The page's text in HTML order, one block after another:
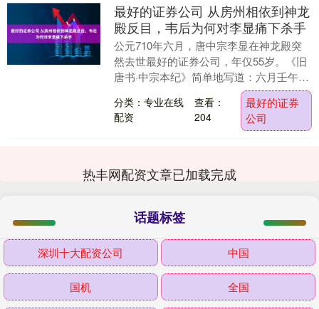
最好的证券公司 从房州相依到神龙
殿反目，韦后为何对李显痛下杀手
公元710年六月，唐中宗李显在神龙殿突
然去世最好的证券公司，年仅55岁。《旧
唐书·中宗本纪》简单地写道：六月壬午，
帝遇毒，崩于神龙殿。没有明确指出是何
人下的毒，....
分类：专业在线
配资
查看：
204
最好的证券
公司
热丰网配资文章已加载完成
话题标签
深圳十大配资公司 中国
国机 全国